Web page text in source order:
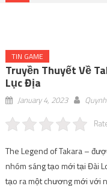
TIN GAME
Truyền Thuyết Về
Lục Địa
January 4, 2023
The Legend of Takara –
nhóm sáng tạo mới tại Đài
tạo ra một chương mới với